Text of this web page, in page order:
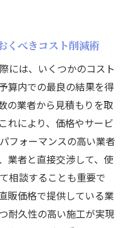
くべきコスト削減術
には、いくつかのコスト
算内での最良の結果を得
の業者から見積もりを取
れにより、価格やサービ
フォーマンスの高い業者
業者と直接交渉して、使
相談することも重要で
販価格で提供している業
耐久性の高い施工が実現